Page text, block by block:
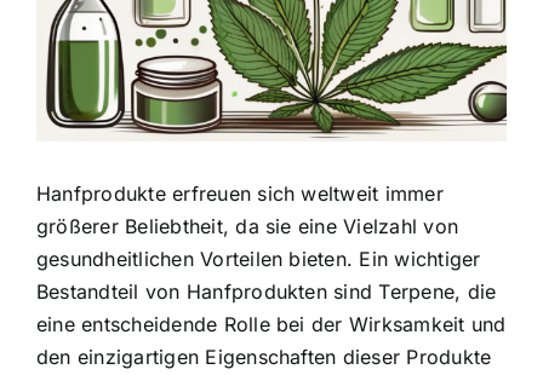
Hanfprodukte erfreuen sich weltweit immer
größerer Beliebtheit, da sie eine Vielzahl von
gesundheitlichen Vorteilen bieten. Ein wichtiger
Bestandteil von Hanfprodukten sind Terpene, die
eine entscheidende Rolle bei der Wirksamkeit und
den einzigartigen Eigenschaften dieser Produkte